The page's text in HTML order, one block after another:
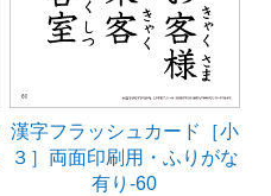
漢字フラッシュカード［小
３］両面印刷用・ふりがな
有り-60